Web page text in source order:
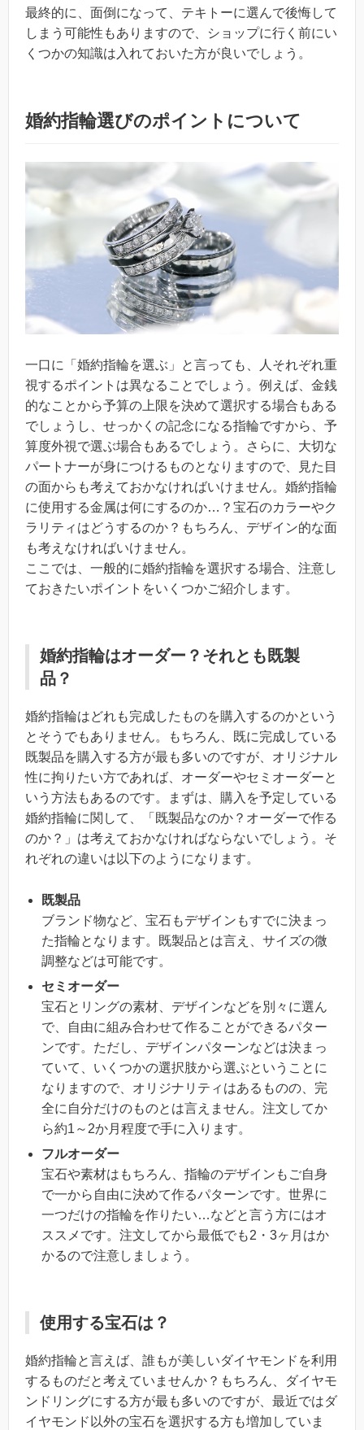
最終的に、面倒になって、テキトーに選んで後悔して
しまう可能性もありますので、ショップに行く前にい
くつかの知識は入れておいた方が良いでしょう。
婚約指輪選びのポイントについて
一口に「婚約指輪を選ぶ」と言っても、人それぞれ重
視するポイントは異なることでしょう。例えば、金銭
的なことから予算の上限を決めて選択する場合もある
でしょうし、せっかくの記念になる指輪ですから、予
算度外視で選ぶ場合もあるでしょう。さらに、大切な
パートナーが身につけるものとなりますので、見た目
の面からも考えておかなければいけません。婚約指輪
に使用する金属は何にするのか…？宝石のカラーやク
ラリティはどうするのか？もちろん、デザイン的な面
も考えなければいけません。
ここでは、一般的に婚約指輪を選択する場合、注意し
ておきたいポイントをいくつかご紹介します。
婚約指輪はオーダー？それとも既製
品？
婚約指輪はどれも完成したものを購入するのかという
とそうでもありません。もちろん、既に完成している
既製品を購入する方が最も多いのですが、オリジナル
性に拘りたい方であれば、オーダーやセミオーダーと
いう方法もあるのです。まずは、購入を予定している
婚約指輪に関して、「既製品なのか？オーダーで作る
のか？」は考えておかなければならないでしょう。そ
れぞれの違いは以下のようになります。
既製品
ブランド物など、宝石もデザインもすでに決まっ
た指輪となります。既製品とは言え、サイズの微
調整などは可能です。
セミオーダー
宝石とリングの素材、デザインなどを別々に選ん
で、自由に組み合わせて作ることができるパター
ンです。ただし、デザインパターンなどは決まっ
ていて、いくつかの選択肢から選ぶということに
なりますので、オリジナリティはあるものの、完
全に自分だけのものとは言えません。注文してか
ら約1～2か月程度で手に入ります。
フルオーダー
宝石や素材はもちろん、指輪のデザインもご自身
で一から自由に決めて作るパターンです。世界に
一つだけの指輪を作りたい…などと言う方にはオ
ススメです。注文してから最低でも2・3ヶ月はか
かるので注意しましょう。
使用する宝石は？
婚約指輪と言えば、誰もが美しいダイヤモンドを利用
するものだと考えていませんか？もちろん、ダイヤモ
ンドリングにする方が最も多いのですが、最近ではダ
イヤモンド以外の宝石を選択する方も増加していま